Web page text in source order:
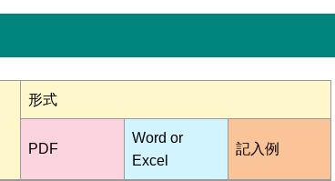
形式
PDF
Word or
Excel
記入例